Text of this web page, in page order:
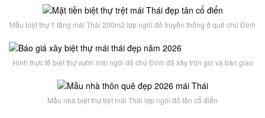
Mẫu biệt thự 1 tầng mái Thái 200m2 lợp ngói đỏ truyền thống ở quê chú Đính
Hình thực tế biệt thự vườn mái ngói đỏ chú Đính đã xây trọn gói và bàn giao
Mẫu nhà biệt thự trệt mái Thái lợp ngói đỏ tân cổ điển